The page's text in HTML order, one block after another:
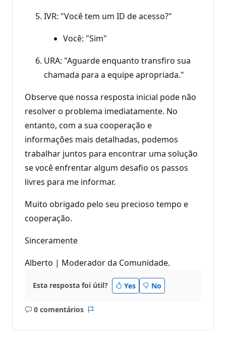
IVR: "Você tem um ID de acesso?"
Você: "Sim"
URA: "Aguarde enquanto transfiro sua
chamada para a equipe apropriada."
Observe que nossa resposta inicial pode não
resolver o problema imediatamente. No
entanto, com a sua cooperação e
informações mais detalhadas, podemos
trabalhar juntos para encontrar uma solução
se você enfrentar algum desafio os passos
livres para me informar.
Muito obrigado pelo seu precioso tempo e
cooperação.
Sinceramente
Alberto | Moderador da Comunidade.
Esta resposta foi útil? Yes No
0 comentários
Sem